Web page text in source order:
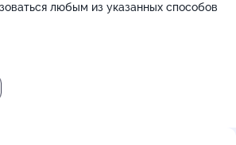
любым из указанных способов